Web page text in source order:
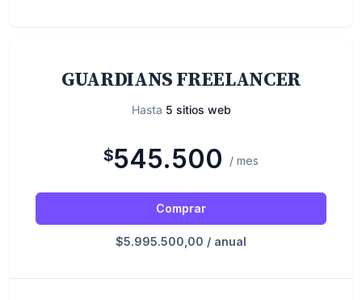
GUARDIANS FREELANCER
Hasta 5 sitios web
$545.500 / mes
Comprar
$5.995.500,00 / anual